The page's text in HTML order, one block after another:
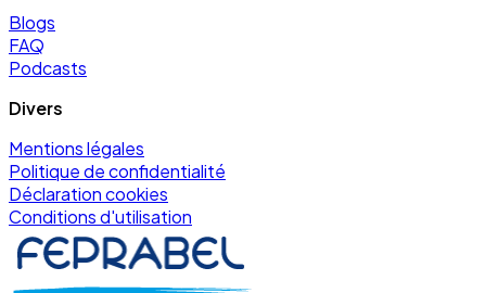
Blogs
FAQ
Podcasts
Divers
Mentions légales
Politique de confidentialité
Déclaration cookies
Conditions d'utilisation